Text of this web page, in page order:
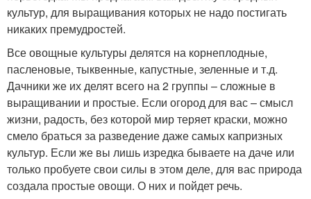
культур, для выращивания которых не надо постигать
никаких премудростей.
Все овощные культуры делятся на корнеплодные,
пасленовые, тыквенные, капустные, зеленные и т.д.
Дачники же их делят всего на 2 группы – сложные в
выращивании и простые. Если огород для вас – смысл
жизни, радость, без которой мир теряет краски, можно
смело браться за разведение даже самых капризных
культур. Если же вы лишь изредка бываете на даче или
только пробуете свои силы в этом деле, для вас природа
создала простые овощи. О них и пойдет речь.